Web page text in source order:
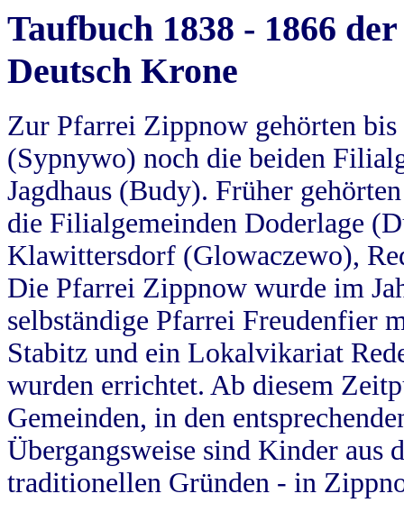
Taufbuch 1838 - 1866
Deutsch Krone
Zur Pfarrei Zippnow gehörten
(Sypnywo) noch die beiden
Jagdhaus (Budy). Früher
die Filialgemeinden Doderlage
Klawittersdorf (Glowaczewo),
Die Pfarrei Zippnow wurde im
selbständige Pfarrei Freudenfier
Stabitz und ein Lokalvikariat
wurden errichtet. Ab diesem
Gemeinden, in den
Übergangsweise sind Kinder aus
traditionellen Gründen - in